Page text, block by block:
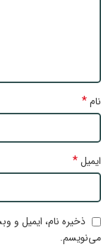
نام*
ایمیل*
ذخیره نام، ایمیل و
می‌نویسم.